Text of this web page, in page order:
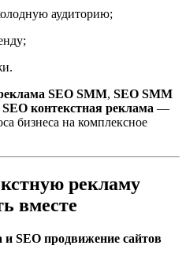
аудиторию;
SEO SMM, SEO SMM
контекстная реклама —
бизнеса на комплексное
рекламу
вместе
и SEO продвижение сайтов